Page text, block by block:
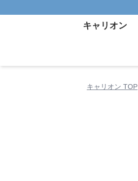
キャリオン
キャリオン TOP